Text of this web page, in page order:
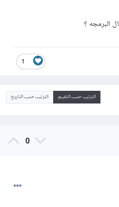
البرمجه ؟
1
الترتيب حسب التقييم الترتيب حسب التاريخ
0